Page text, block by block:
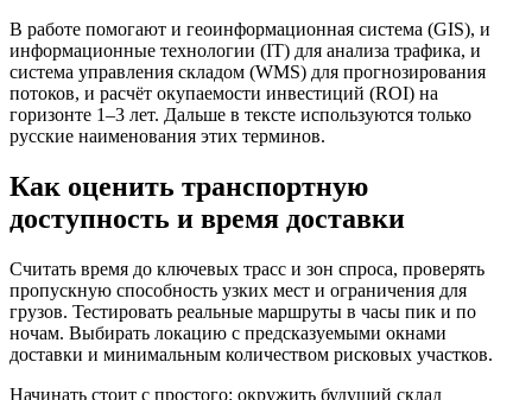
В работе помогают и геоинформационная система (GIS), и
информационные технологии (IT) для анализа трафика, и
система управления складом (WMS) для прогнозирования
потоков, и расчёт окупаемости инвестиций (ROI) на
горизонте 1–3 лет. Дальше в тексте используются только
русские наименования этих терминов.
Как оценить транспортную
доступность и время доставки
Считать время до ключевых трасс и зон спроса, проверять
пропускную способность узких мест и ограничения для
грузов. Тестировать реальные маршруты в часы пик и по
ночам. Выбирать локацию с предсказуемыми окнами
доставки и минимальным количеством рисковых участков.
Начинать стоит с простого: окружить будущий склад